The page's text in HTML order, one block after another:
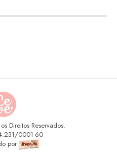
Direitos Reservados.
0001-60
por